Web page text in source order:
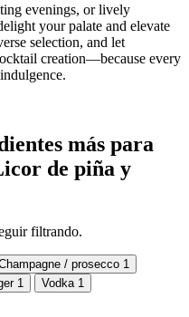
evenings, or lively
your palate and elevate
selection, and let
creation—because every
más para
de piña y
filtrando.
/ prosecco 1
1 Vodka 1